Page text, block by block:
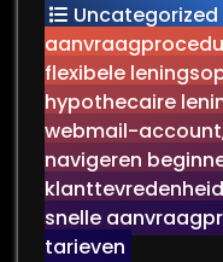
Uncategorized
flexibele
hypothecaire
webmail-account
navigeren
klanttevredenheid
snelle
tarieven